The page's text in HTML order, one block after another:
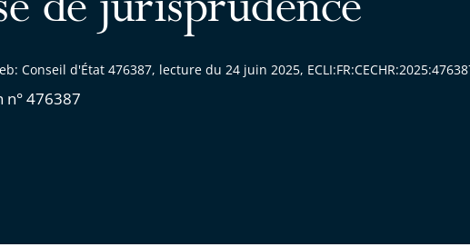
de jurisprudence
Conseil d'État 476387, lecture du 24 juin 2025,
n° 476387